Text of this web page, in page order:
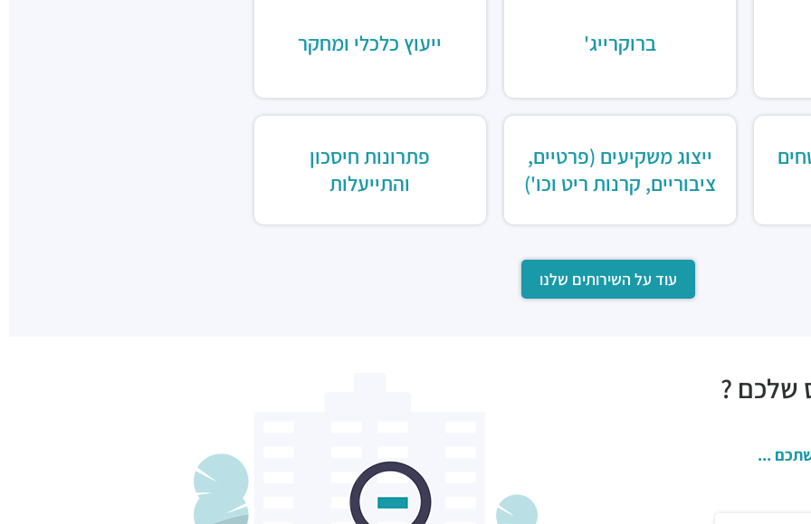
ברוקרייג' ייעוץ כלכלי ומחקר
ייצוג משקיעים (פרטיים,
ציבוריים, קרנות ריט וכו')
פתרונות חיסכון
והתייעלות
עוד על השירותים שלנו
שלכם ?
...